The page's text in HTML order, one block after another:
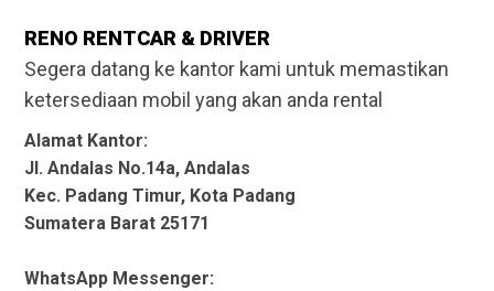
RENO RENTCAR & DRIVER
Segera datang ke kantor kami untuk memastikan
ketersediaan mobil yang akan anda rental
Alamat Kantor:
Jl. Andalas No.14a, Andalas
Kec. Padang Timur, Kota Padang
Sumatera Barat 25171
WhatsApp Messenger: